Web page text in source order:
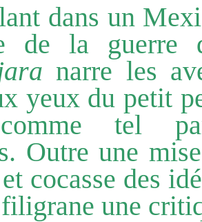
dans un
de la guerre
narre les
yeux du petit
tel
Outre une
cocasse des
une